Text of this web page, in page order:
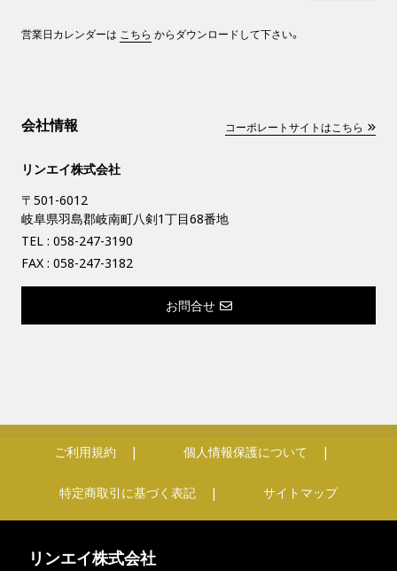
営業日カレンダーは こちら からダウンロードして下さい。
会社情報 コーポレートサイトはこちら
リンエイ株式会社
〒501-6012
岐阜県羽島郡岐南町八剣1丁目68番地
TEL : 058-247-3190
FAX : 058-247-3182
お問合せ
ご利用規約 個人情報保護について
特定商取引に基づく表記 サイトマップ
リンエイ株式会社